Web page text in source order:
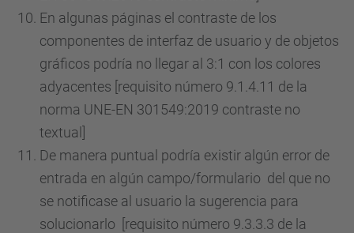
En algunas páginas el contraste de los
componentes de interfaz de usuario y de objetos
gráficos podría no llegar al 3:1 con los colores
adyacentes [requisito número 9.1.4.11 de la
norma UNE-EN 301549:2019 contraste no
textual]
De manera puntual podría existir algún error de
entrada en algún campo/formulario del que no
se notificase al usuario la sugerencia para
solucionarlo [requisito número 9.3.3.3 de la